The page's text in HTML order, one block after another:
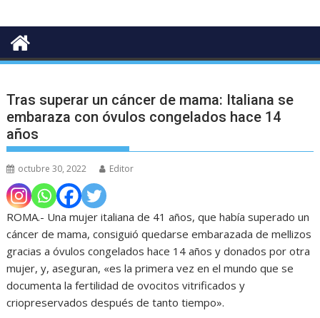
Tras superar un cáncer de mama: Italiana se
embaraza con óvulos congelados hace 14
años
octubre 30, 2022 Editor
ROMA.- Una mujer italiana de 41 años, que había superado un
cáncer de mama, consiguió quedarse embarazada de mellizos
gracias a óvulos congelados hace 14 años y donados por otra
mujer, y, aseguran, «es la primera vez en el mundo que se
documenta la fertilidad de ovocitos vitrificados y
criopreservados después de tanto tiempo».